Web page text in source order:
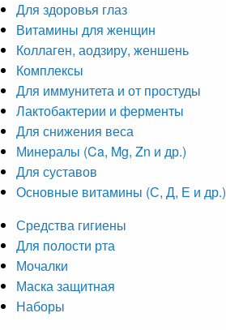
Для здоровья глаз
Витамины для женщин
Коллаген, аодзиру, женшень
Комплексы
Для иммунитета и от простуды
Лактобактерии и ферменты
Для снижения веса
Минералы (Ca, Mg, Zn и др.)
Для суставов
Основные витамины (С, Д, Е и др.)
Средства гигиены
Для полости рта
Мочалки
Маска защитная
Наборы